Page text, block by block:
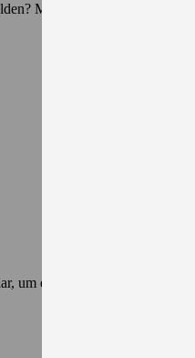
Mit unserem
um einen Termin zu